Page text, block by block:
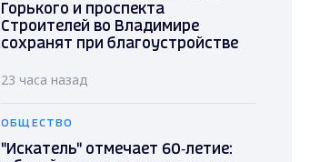
Горького и проспекта
Строителей во Владимире
сохранят при благоустройстве
23 часа назад
ОБЩЕСТВО
"Искатель" отмечает 60‑летие: